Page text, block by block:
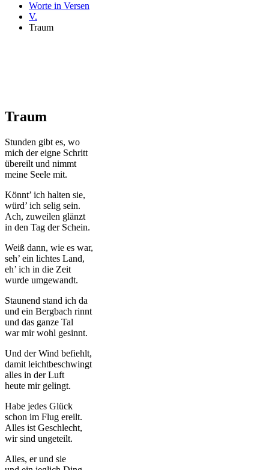
Worte in Versen
V.
Traum
Traum
Stunden gibt es, wo
mich der eigne Schritt
übereilt und nimmt
meine Seele mit.
Könnt’ ich halten sie,
würd’ ich selig sein.
Ach, zuweilen glänzt
in den Tag der Schein.
Weiß dann, wie es war,
seh’ ein lichtes Land,
eh’ ich in die Zeit
wurde umgewandt.
Staunend stand ich da
und ein Bergbach rinnt
und das ganze Tal
war mir wohl gesinnt.
Und der Wind befiehlt,
damit leichtbeschwingt
alles in der Luft
heute mir gelingt.
Habe jedes Glück
schon im Flug ereilt.
Alles ist Geschlecht,
wir sind ungeteilt.
Alles, er und sie